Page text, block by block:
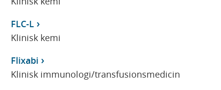
FLC-L
Klinisk kemi
Flixabi
Klinisk immunologi/transfusionsmedicin